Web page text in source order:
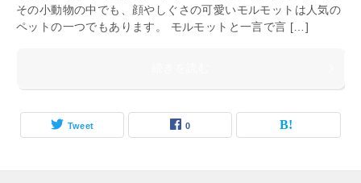
その小動物の中でも、顔やしぐさの可愛いモルモットは人気の
ペットの一つでもあります。 モルモットと一言で言 […]
Tweet 0